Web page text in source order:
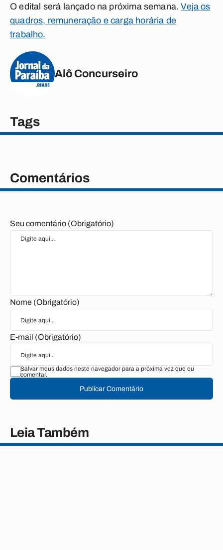
O edital será lançado na próxima semana.Veja os
quadros, remuneração e carga horária de
trabalho.
Alô Concurseiro
Tags
Comentários
Seu comentário (Obrigatório)
Nome (Obrigatório)
E-mail (Obrigatório)
Salvar meus dados neste navegador para a próxima vez que eu
comentar.
Publicar Comentário
Leia Também